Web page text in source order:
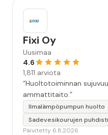
Fixi Oy
Uusimaa
4.6
1,811 arviota
“Huoltotoiminnan
ammattitaito.”
Ilmalämpöpumpun huolto
Sadevesikourujen
Päivitetty 6.8.2026